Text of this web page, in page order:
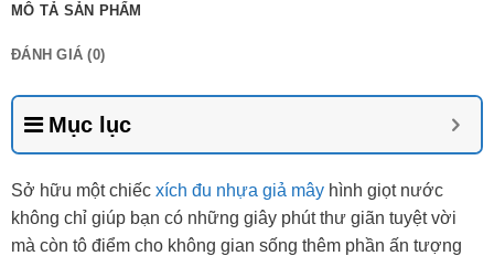
MÔ TẢ SẢN PHẨM
ĐÁNH GIÁ (0)
Mục lục
Sở hữu một chiếc xích đu nhựa giả mây hình giọt nước
không chỉ giúp bạn có những giây phút thư giãn tuyệt vời
mà còn tô điểm cho không gian sống thêm phần ấn tượng